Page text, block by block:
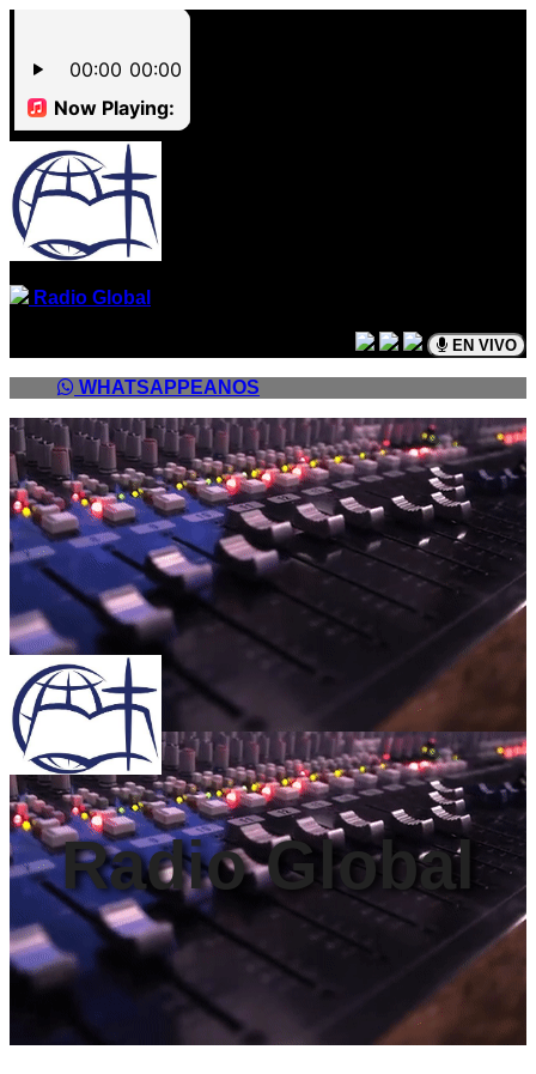
Radio Global
EN VIVO
WHATSAPPEANOS
Radio Global